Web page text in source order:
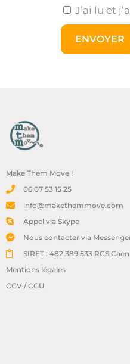
J’ai lu et
Make Them Move !
06 07 53 15 25
info@makethemmove.com
Appel via Skype
Nous contacter via
SIRET : 482 389 533 RCS Caen
Mentions légales
CGV / CGU